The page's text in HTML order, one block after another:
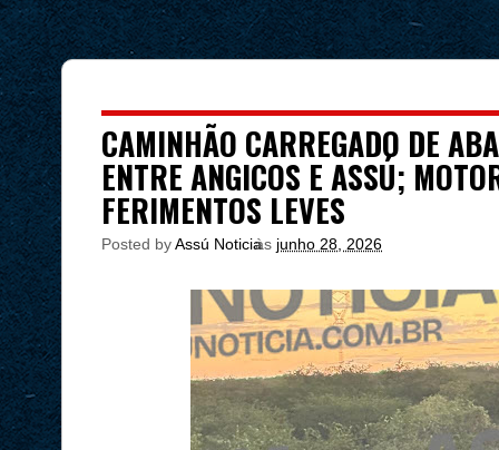
CAMINHÃO CARREGADO DE
ENTRE ANGICOS E ASSÚ;
FERIMENTOS LEVES
Posted byAssú Noticia
às junho 28, 2026